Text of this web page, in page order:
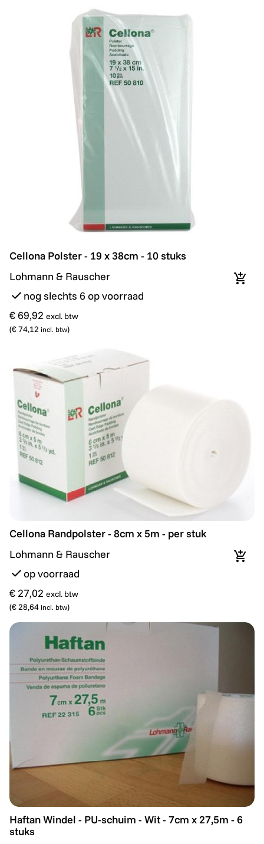
Cellona Polster - 19 x 38cm - 10 stuks
Cellona Polster - 19 x 38cm - 10 stuks
Lohmann & Rauscher
nog slechts 6 op voorraad
€ 69,92 excl. btw
(€ 74,12 incl. btw)
In
Cellona Randpolster - 8cm x 5m - per stuk
Cellona Randpolster - 8cm x 5m - per stuk
Lohmann & Rauscher
op voorraad
€ 27,02 excl. btw
(€ 28,64 incl. btw)
In
Haftan Windel - PU-schuim - Wit - 7cm x 27,5m - 6
Haftan Windel - PU-schuim - Wit - 7cm x 27,5m - 6
stuks